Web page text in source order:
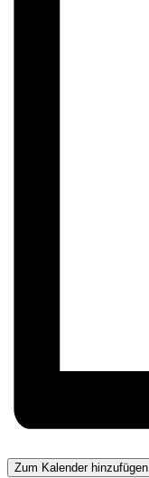
Zum Kalender hinzufügen